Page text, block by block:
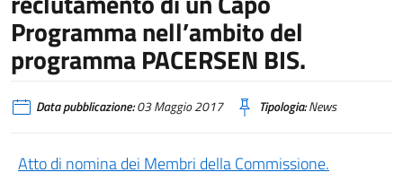
Programma nell’ambito del
programma PACERSEN BIS.
Data pubblicazione:03 Maggio 2017 Tipologia:News
Atto di nomina dei Membri della Commissione.